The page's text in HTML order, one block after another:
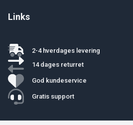
Links
2-4 hverdages levering
14 dages returret
God kundeservice
Gratis support